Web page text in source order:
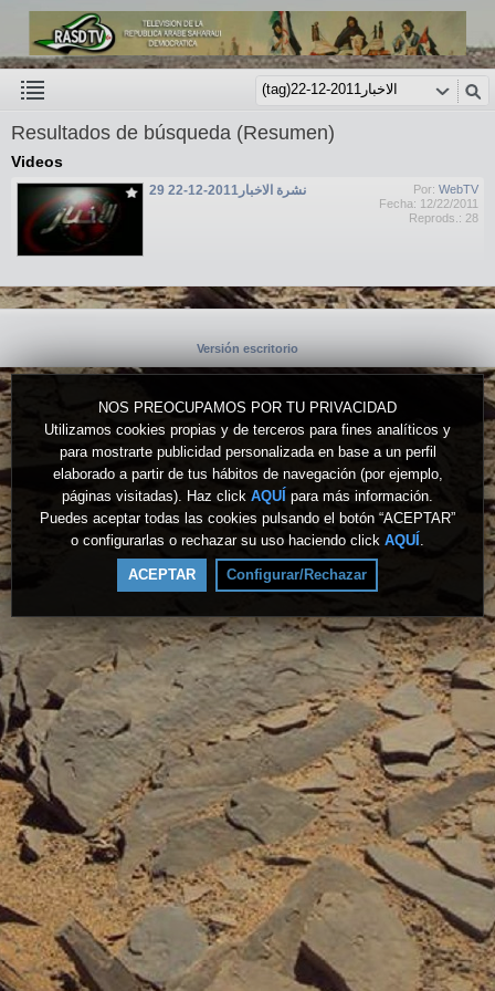
NOS PREOCUPAMOS POR TU PRIVACIDAD
Utilizamos cookies propias y de terceros para fines analíticos y
para mostrarte publicidad personalizada en base a un perfil
elaborado a partir de tus hábitos de navegación (por ejemplo,
páginas visitadas). Haz click AQUÍ para más información.
Puedes aceptar todas las cookies pulsando el botón “ACEPTAR”
o configurarlas o rechazar su uso haciendo click AQUÍ .
ACEPTAR Configurar/Rechazar
Resultados de búsqueda (Resumen)
Videos
Por: WebTV
Fecha: 12/22/2011
Reprods.: 28
نشرة الاخبار2011-12-22 29
Versión escritorio